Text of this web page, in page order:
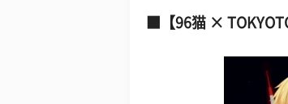
■【96猫 ×